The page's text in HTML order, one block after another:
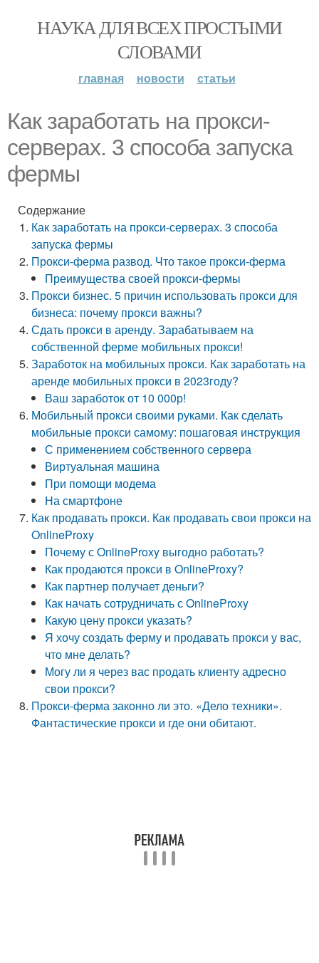
НАУКА ДЛЯ ВСЕХ ПРОСТЫМИ
СЛОВАМИ
главная новости статьи
Как заработать на прокси-
серверах. 3 способа запуска
фермы
Содержание
Как заработать на прокси-серверах. 3 способа
запуска фермы
Прокси-ферма развод. Что такое прокси-ферма
Преимущества своей прокси-фермы
Прокси бизнес. 5 причин использовать прокси для
бизнеса: почему прокси важны?
Сдать прокси в аренду. Зарабатываем на
собственной ферме мобильных прокси!
Заработок на мобильных прокси. Как заработать на
аренде мобильных прокси в 2023году?
Ваш заработок от 10 000р!
Мобильный прокси своими руками. Как сделать
мобильные прокси самому: пошаговая инструкция
С применением собственного сервера
Виртуальная машина
При помощи модема
На смартфоне
Как продавать прокси. Как продавать свои прокси на
OnlineProxy
Почему с OnlineProxy выгодно работать?
Как продаются прокси в OnlineProxy?
Как партнер получает деньги?
Как начать сотрудничать с OnlineProxy
Какую цену прокси указать?
Я хочу создать ферму и продавать прокси у вас,
что мне делать?
Могу ли я через вас продать клиенту адресно
свои прокси?
Прокси-ферма законно ли это. «Дело техники».
Фантастические прокси и где они обитают.